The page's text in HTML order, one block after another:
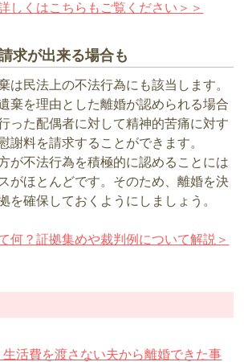
しくはこちらもご覧ください＞＞
求が出来る場合も
は民法上の不法行為にも該当します。
棄を理由とした離婚が認められる場合
った配偶者に対して精神的苦痛に対す
謝料を請求することができます。
が不法行為を積極的に認めることには
がほとんどです。そのため、離婚を決
を確保しておくようにしましょう。
何？証拠集めや裁判例について解説＞
生活費を渡さない夫から離婚できた事